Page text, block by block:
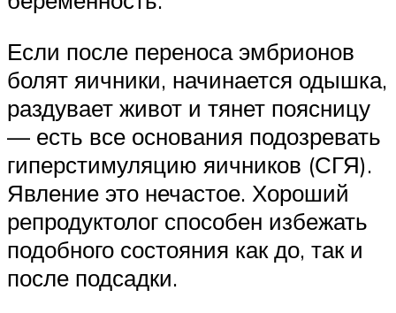
Если после переноса эмбрионов
болят яичники, начинается одышка,
раздувает живот и тянет поясницу
— есть все основания подозревать
гиперстимуляцию яичников (СГЯ).
Явление это нечастое. Хороший
репродуктолог способен избежать
подобного состояния как до, так и
после подсадки.